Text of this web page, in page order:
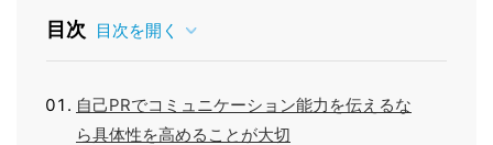
目次 目次を開く
自己PRでコミュニケーション能力を伝えるな
ら具体性を高めることが大切